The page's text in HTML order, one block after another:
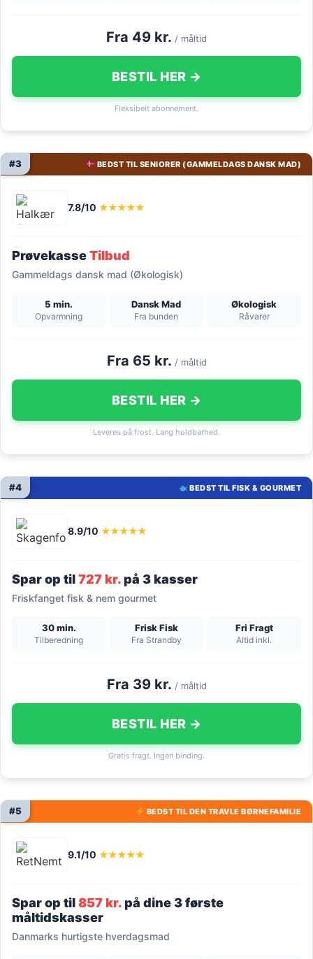
Fra 49 kr. / måltid
BESTIL HER →
Fleksibelt abonnement.
BEDST TIL SENIORER (GAMMELDAGS DANSK MAD)
#3
7.8/10 ★★★★★
PrøvekasseTilbud
Gammeldags dansk mad (Økologisk)
5 min.
Opvarmning
Dansk Mad
Fra bunden
Økologisk
Råvarer
Fra 65 kr. / måltid
BESTIL HER →
Leveres på frost. Lang holdbarhed.
BEDST TIL FISK & GOURMET
#4
8.9/10 ★★★★★
Spar op til727 kr.på 3 kasser
Friskfanget fisk & nem gourmet
30 min.
Tilberedning
Frisk Fisk
Fra Strandby
Fri Fragt
Altid inkl.
Fra 39 kr. / måltid
BESTIL HER →
Gratis fragt. Ingen binding.
BEDST TIL DEN TRAVLE BØRNEFAMILIE
#5
9.1/10 ★★★★★
Spar op til857 kr.på dine 3 første
måltidskasser
Danmarks hurtigste hverdagsmad